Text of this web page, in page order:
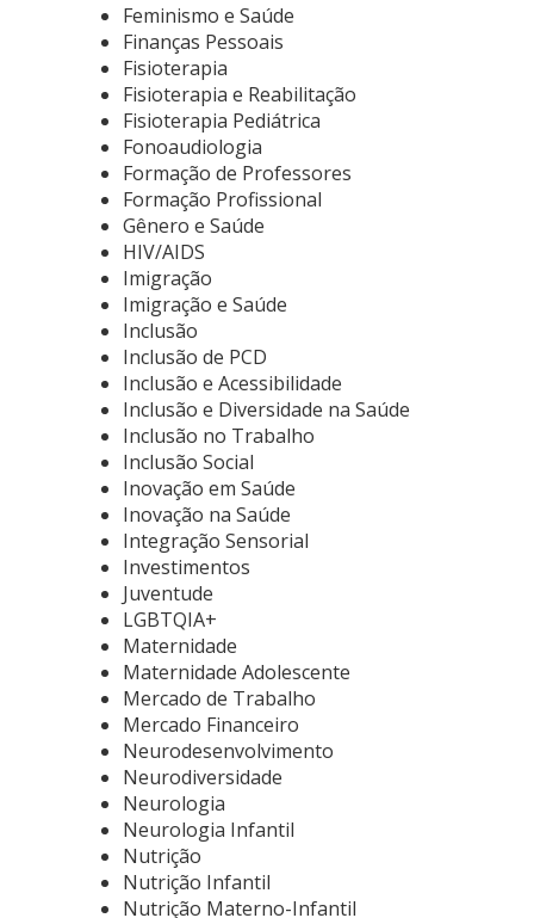
Feminismo e Saúde
Finanças Pessoais
Fisioterapia
Fisioterapia e Reabilitação
Fisioterapia Pediátrica
Fonoaudiologia
Formação de Professores
Formação Profissional
Gênero e Saúde
HIV/AIDS
Imigração
Imigração e Saúde
Inclusão
Inclusão de PCD
Inclusão e Acessibilidade
Inclusão e Diversidade na Saúde
Inclusão no Trabalho
Inclusão Social
Inovação em Saúde
Inovação na Saúde
Integração Sensorial
Investimentos
Juventude
LGBTQIA+
Maternidade
Maternidade Adolescente
Mercado de Trabalho
Mercado Financeiro
Neurodesenvolvimento
Neurodiversidade
Neurologia
Neurologia Infantil
Nutrição
Nutrição Infantil
Nutrição Materno-Infantil